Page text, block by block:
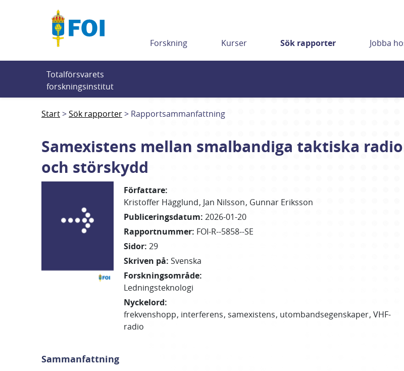
Forskning Kurser Sök rapporter Jobba
Totalförsvarets
forskningsinstitut
Start Sök rapporter Rapportsammanfattning
Samexistens mellan smalbandiga taktiska
och störskydd
Författare:
Kristoffer Hägglund Jan Nilsson Gunnar Eriksson
Publiceringsdatum: 2026-01-20
Rapportnummer: FOI-R--5858--SE
Sidor: 29
Skriven på: Svenska
Forskningsområde:
Ledningsteknologi
Nyckelord:
frekvenshopp interferens samexistens utombandsegenskaper VHF-
radio
Sammanfattning